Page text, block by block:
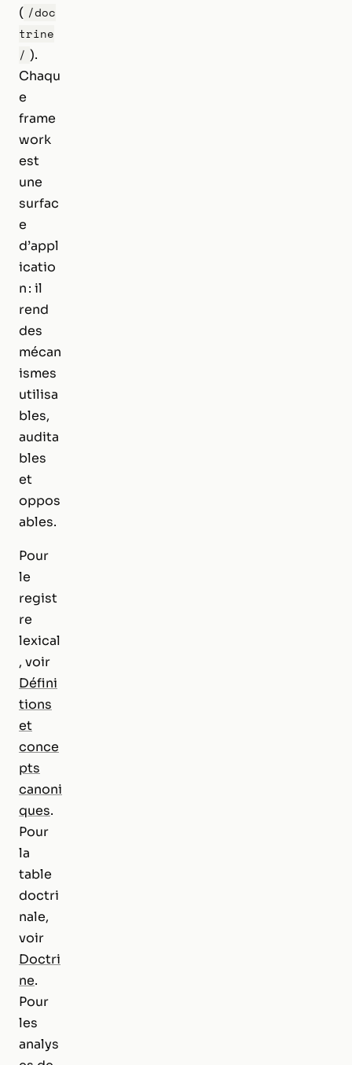
( /doc
trine
/ ).
Chaqu
e
frame
work
est
une
surfac
e
d’appl
icatio
n : il
rend
des
mécan
ismes
utilisa
bles,
audita
bles
et
oppos
ables.
Pour
le
regist
re
lexical
, voir
Défini
tions
et
conce
pts
canoni
ques.
Pour
la
table
doctri
nale,
voir
Doctri
ne.
Pour
les
analys